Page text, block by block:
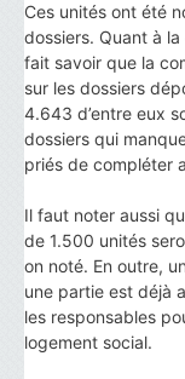
Ces unités ont été
dossiers. Quant à
fait savoir que la
sur les dossiers
4.643 d’entre eux
dossiers qui
priés de compléter
Il faut noter aussi
de 1.500 unités
on noté. En outre,
une partie est déjà
les responsables
logement social.